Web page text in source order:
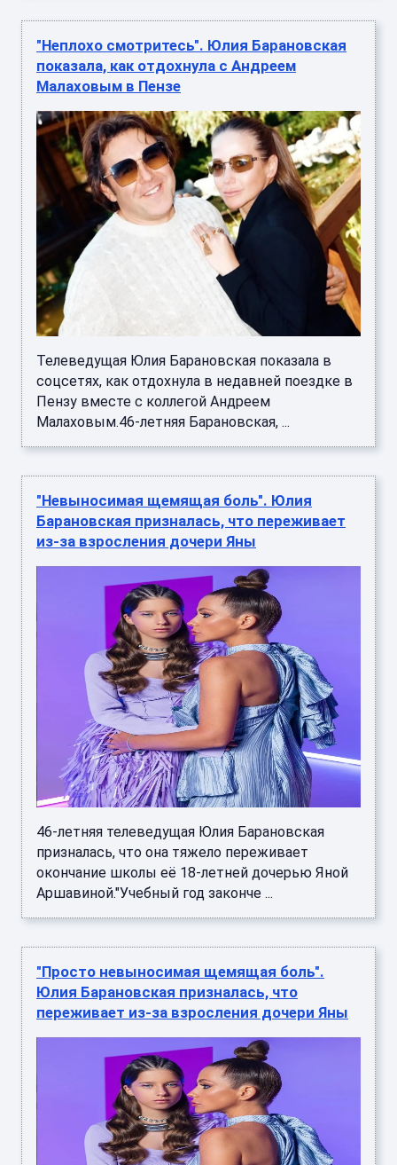
"Неплохо смотритесь". Юлия Барановская
показала, как отдохнула с Андреем
Малаховым в Пензе
Телеведущая Юлия Барановская показала в
соцсетях, как отдохнула в недавней поездке в
Пензу вместе с коллегой Андреем
Малаховым.46-летняя Барановская, ...
"Невыносимая щемящая боль". Юлия
Барановская призналась, что переживает
из-за взросления дочери Яны
46-летняя телеведущая Юлия Барановская
призналась, что она тяжело переживает
окончание школы её 18-летней дочерью Яной
Аршавиной."Учебный год законче ...
"Просто невыносимая щемящая боль".
Юлия Барановская призналась, что
переживает из-за взросления дочери Яны